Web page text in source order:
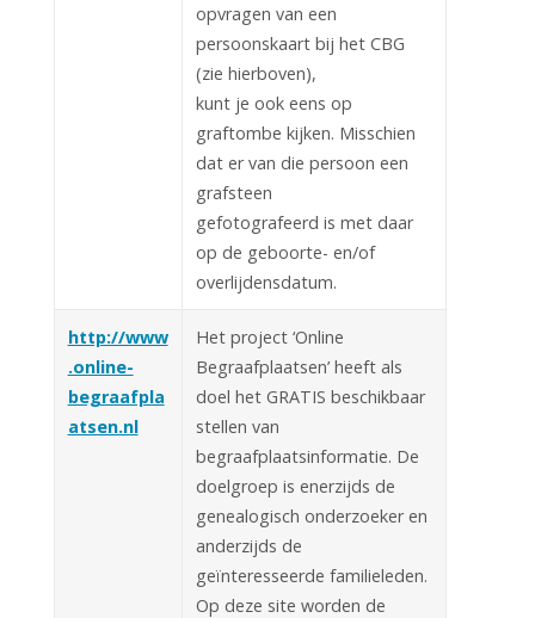
opvragen van een
persoonskaart bij het CBG
(zie hierboven),
kunt je ook eens op
graftombe kijken. Misschien
dat er van die persoon een
grafsteen
gefotografeerd is met daar
op de geboorte- en/of
overlijdensdatum.
http://www
.online-
begraafpla
atsen.nl
Het project ‘Online
Begraafplaatsen’ heeft als
doel het GRATIS beschikbaar
stellen van
begraafplaatsinformatie. De
doelgroep is enerzijds de
genealogisch onderzoeker en
anderzijds de
geïnteresseerde familieleden.
Op deze site worden de